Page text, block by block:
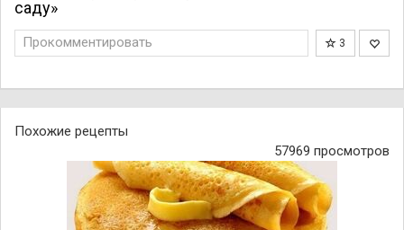
саду»
3
Прокомментировать
Похожие рецепты
57969 просмотров